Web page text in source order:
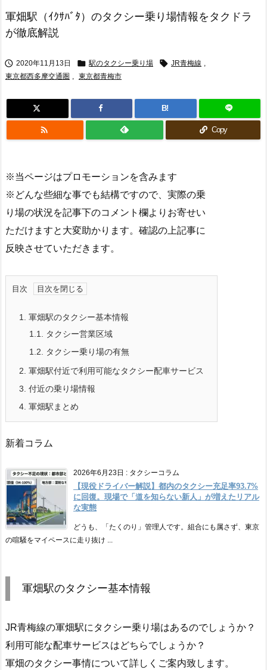
軍畑駅（ｲｸｻﾊﾞﾀ）のタクシー乗り場情報をタクドラ
が徹底解説
 2020年11月13日  駅のタクシー乗り場  JR青梅線 ,
東京都西多摩交通圏 , 東京都青梅市
B!
 Copy
※当ページはプロモーションを含みます
※どんな些細な事でも結構ですので、実際の乗
り場の状況を記事下のコメント欄よりお寄せい
ただけますと大変助かります。確認の上記事に
反映させていただきます。
目次
1.
軍畑駅のタクシー基本情報
1.1.
タクシー営業区域
1.2.
タクシー乗り場の有無
2. 軍畑駅付近で利用可能なタクシー配車サービス
3. 付近の乗り場情報
4. 軍畑駅まとめ
新着コラム
2026年6月23日 : タクシーコラム
【現役ドライバー解説】都内のタクシー充足率93.7%
に回復。現場で「道を知らない新人」が増えたリアル
な実態
どうも、「たくのり」管理人です。組合にも属さず、東京
の喧騒をマイペースに走り抜け ...
軍畑駅のタクシー基本情報
JR青梅線の軍畑駅にタクシー乗り場はあるのでしょうか？
利用可能な配車サービスはどちらでしょうか？
軍畑のタクシー事情について詳しくご案内致します。